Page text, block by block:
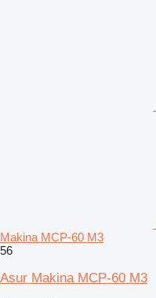
Makina MCP-60 M3
56
Asur Makina MCP-60 M3